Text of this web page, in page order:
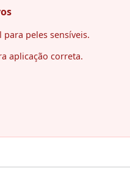
para peles sensíveis.
aplicação correta.